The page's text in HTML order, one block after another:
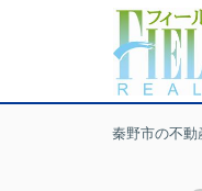
秦野市の不動